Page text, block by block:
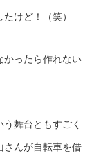
けど！（笑）
ったら作れない
舞台ともすごく
さんが自転車を借